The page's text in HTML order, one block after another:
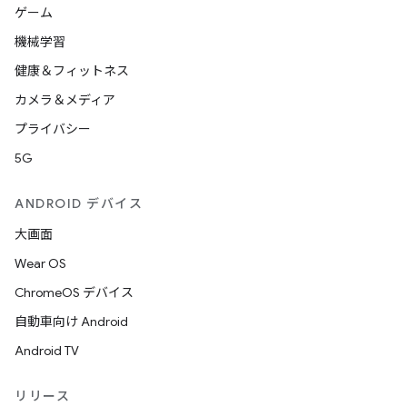
ゲーム
機械学習
健康＆フィットネス
カメラ＆メディア
プライバシー
5G
ANDROID デバイス
大画面
Wear OS
ChromeOS デバイス
自動車向け Android
Android TV
リリース